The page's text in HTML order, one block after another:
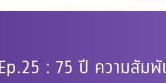
: 75 ปี ความสัมพั